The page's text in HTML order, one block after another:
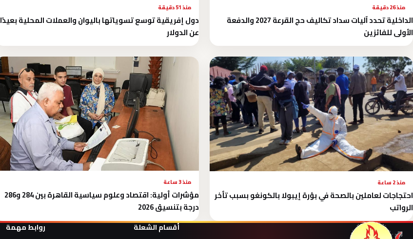
منذ 26 دقيقة
الداخلية تحدد آليات سداد تكاليف حج القرعة 2027 والدفعة
الأولى للفائزين
منذ 51 دقيقة
دول إفريقية توسع تسوياتها باليوان والعملات المحلية بعيدًا
عن الدولار
منذ 2 ساعة
احتجاجات لعاملين بالصحة في بؤرة إيبولا بالكونغو بسبب تأخر
الرواتب
منذ 3 ساعة
مؤشرات أولية: اقتصاد وعلوم سياسية القاهرة بين 284 و286
درجة بتنسيق 2026
أقسام الشعلة روابط مهمة